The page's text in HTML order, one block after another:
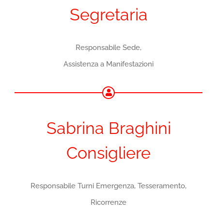
Segretaria
Responsabile Sede,
Assistenza a Manifestazioni
Sabrina Braghini
Consigliere
Responsabile Turni Emergenza, Tesseramento,
Ricorrenze